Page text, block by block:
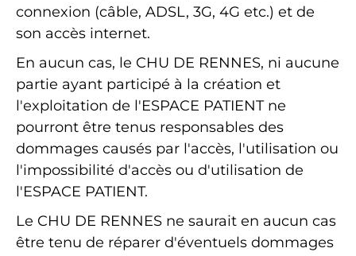
connexion (câble, ADSL, 3G, 4G etc.) et de
son accès internet.
En aucun cas, le CHU DE RENNES, ni aucune
partie ayant participé à la création et
l'exploitation de l'ESPACE PATIENT ne
pourront être tenus responsables des
dommages causés par l'accès, l'utilisation ou
l'impossibilité d'accès ou d'utilisation de
l'ESPACE PATIENT.
Le CHU DE RENNES ne saurait en aucun cas
être tenu de réparer d'éventuels dommages